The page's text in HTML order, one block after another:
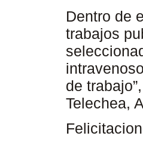
Dentro de
trabajos
de
Telechea,